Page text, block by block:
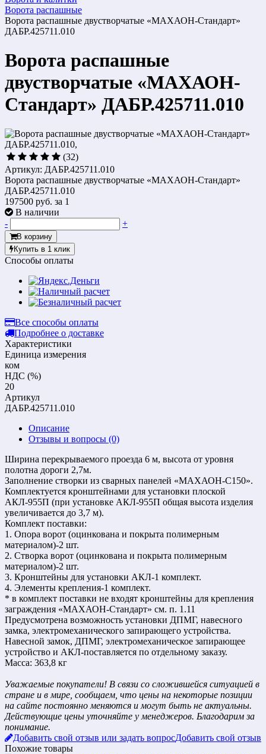
Ворота распашные
Ворота распашные двустворчатые «МАХАОН-Стандарт»
ДАБР.425711.010
Ворота распашные
двустворчатые «МАХАОН-
Стандарт» ДАБР.425711.010
(32)
Артикул: ДАБР.425711.010
Ворота распашные двустворчатые «МАХАОН-Стандарт»
ДАБР.425711.010
197500 руб. за 1
В наличии
-
+
В корзину
Купить в 1 клик
Способы оплаты
Все способы оплаты
Подробнее о доставке
Характеристики
Единица измерения
ком
НДС (%)
20
Артикул
ДАБР.425711.010
Описание
Отзывы и вопросы (0)
Ширина перекрываемого проезда 6 м, высота от уровня
полотна дороги 2,7м.
Заполнение створки из сварных панелей «МАХАОН-С150».
Комплектуется кронштейнами для установки плоской
АКЛ-955П (при установке АКЛ-955П общая высота изделия
увеличивается до 3,7 м).
Комплект поставки:
1. Опора ворот (оцинкована и покрыта полимерным
материалом)-2 шт.
2. Створка ворот (оцинкована и покрыта полимерным
материалом)-2 шт.
3. Кронштейны для установки АКЛ-1 комплект.
4. Элементы крепления-1 комплект.
* в комплект поставки не входят кронштейны для крепления
заграждения «МАХАОН-Стандарт» см. п. 1.11
Предусмотрена возможность установки ДПМГ, навесного
замка, электромеханического запирающего устройства.
Навесной замок, ДПМГ, электромеханическое запирающее
устройство и АКЛ-поставляется по отдельному заказу.
Масса: 363,8 кг
Уважаемые покупатели! В связи со сложившейся ситуацией в
стране и в мире, сообщаем, что цены на некоторые позиции
на сайте постоянно меняются и могут быть не актуальны.
Действующие цены уточняйте у менеджеров. Благодарим за
понимание.
Добавить свой отзыв или задать вопросДобавить свой отзыв
Похожие товары